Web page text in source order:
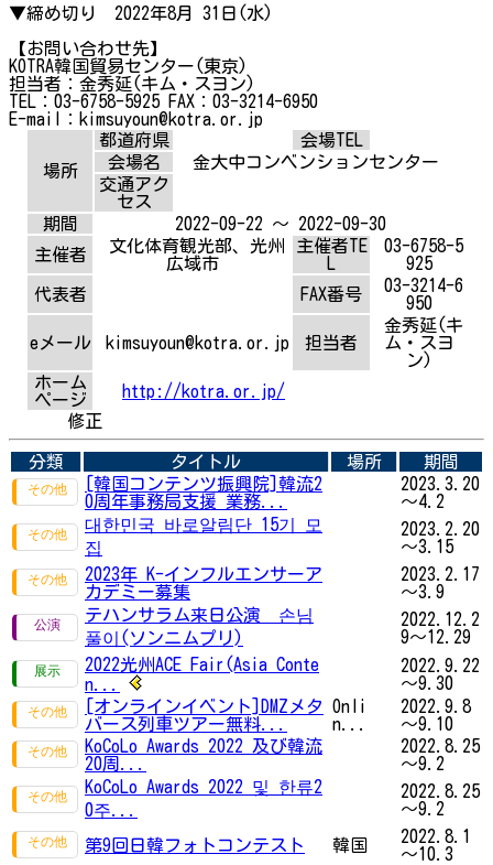
▼締め切り 2022年8月 31日(水)
【お問い合わせ先】
KOTRA韓国貿易センター(東京)
担当者：金秀延(キム・スヨン)
TEL：03-6758-5925 FAX：03-3214-6950
E-mail：kimsuyoun@kotra.or.jp
場所
都道府県
会場TEL
会場名
金大中コンベンションセンター
交通アク
セス
期間
2022-09-22 ～ 2022-09-30
主催者
文化体育観光部、光州
広域市
主催者TE
03-6758-5
925
代表者
FAX番号
03-3214-6
950
eメール kimsuyoun@kotra.or.jp 担当者
金秀延(キ
ム・スヨ
ン)
ホーム
ページ
http://kotra.or.jp/
修正
分類 タイトル 場所
期間
[韓国コンテンツ振興院]韓流2
0周年事務局支援 業務...
2023.3.20
～4.2
대한민국 바로알림단 15기 모
집
2023.2.20
～3.15
2023年 K-インフルエンサーア
カデミー募集
2023.2.17
～3.9
テハンサラム来日公演 손님
풀이(ソンニムプリ)
2022.12.2
9～12.29
2022光州ACE Fair(Asia Conte
n...
2022.9.22
～9.30
[オンラインイベント]DMZメタ
バース列車ツアー無料...
Onli
n...
2022.9.8
～9.10
KoCoLo Awards 2022 及び韓流
20周...
2022.8.25
～9.2
KoCoLo Awards 2022 및 한류2
0주...
2022.8.25
～9.2
第9回日韓フォトコンテスト 韓国
2022.8.1
～10.3